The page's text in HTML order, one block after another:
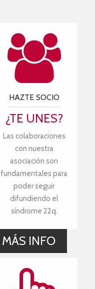
HAZTE SOCIO
¿TE UNES?
Las colaboraciones
con nuestra
asociación son
fundamentales para
poder seguir
difundiendo el
síndrome 22q.
MÁS INFO